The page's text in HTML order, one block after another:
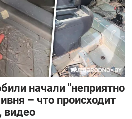
начали "неприятно
– что происходит
видео